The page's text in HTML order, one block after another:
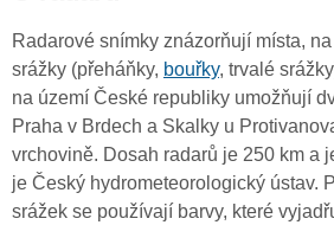
Radarové snímky znázorňují místa,
srážky (přeháňky, bouřky, trvalé
na území České republiky umožňují
Praha v Brdech a Skalky u
vrchovině. Dosah radarů je 250 km a
je Český hydrometeorologický ústav.
srážek se používají barvy, které